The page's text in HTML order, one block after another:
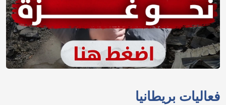
فعاليات بريطانيا